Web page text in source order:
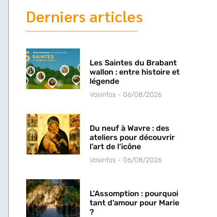
Derniers articles
Les Saintes du Brabant
wallon : entre histoire et
légende
Vosinfos 06/08/2026
Du neuf à Wavre : des
ateliers pour découvrir
l’art de l’icône
Vosinfos 06/08/2026
L’Assomption : pourquoi
tant d’amour pour Marie
?